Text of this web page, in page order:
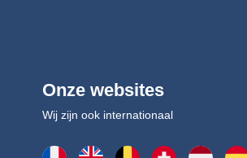
Onze websites
Wij zijn ook internationaal